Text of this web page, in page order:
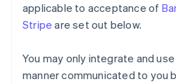
applicable to acceptance of
Stripe are set out below.
You may only integrate and
manner communicated to you
クロアチア
English Italiano
English
シンガポール